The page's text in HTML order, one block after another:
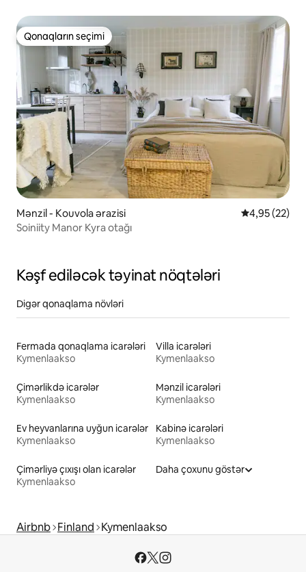
Qonaqların seçimi
Qonaqların seçimi
Mənzil - Kouvola ərazisi Ortalama
4,95 (22)
Soiniity Manor Kyra otağı
Kəşf ediləcək təyinat nöqtələri
Digər qonaqlama növləri
Fermada qonaqlama icarələri
Kymenlaakso
Villa icarələri
Kymenlaakso
Çimərlikdə icarələr
Kymenlaakso
Mənzil icarələri
Kymenlaakso
Ev heyvanlarına uyğun icarələr
Kymenlaakso
Kabinə icarələri
Kymenlaakso
Çimərliyə çıxışı olan icarələr
Kymenlaakso
Daha çoxunu göstər
Airbnb Finland Kymenlaakso